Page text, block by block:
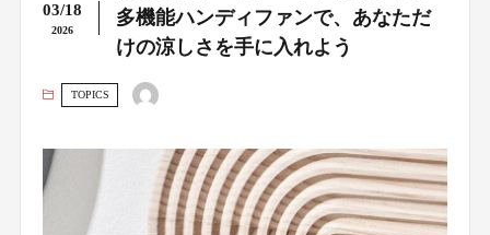
03/18
2026
多機能ハンディファンで、あなただ
けの涼しさを手に入れよう
TOPICS